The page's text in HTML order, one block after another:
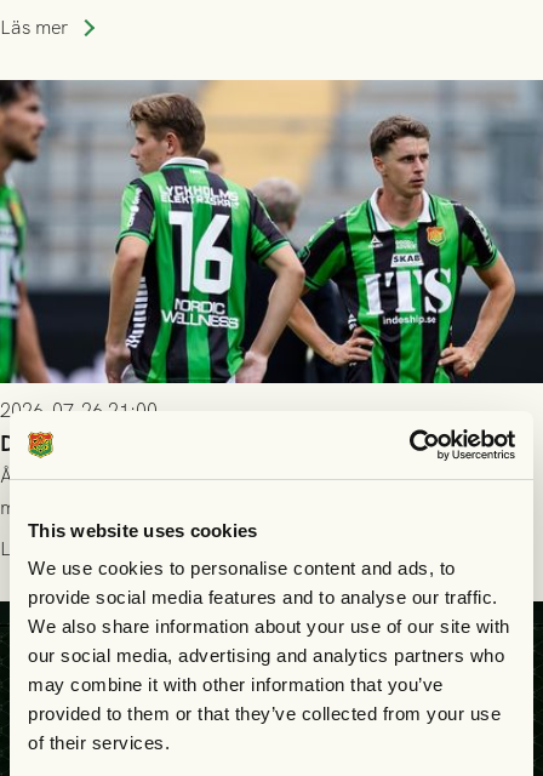
This website uses cookies
We use cookies to personalise content and ads, to
provide social media features and to analyse our traffic.
We also share information about your use of our site with
our social media, advertising and analytics partners who
may combine it with other information that you’ve
provided to them or that they’ve collected from your use
of their services.
som står på reservlista eller fått förhinder.
Läs mer
2026-07-26 21:00
Delad poäng mot Halmstads BK
Åter i Allsvenskan stod Halmstads BK för motståndet i en
match som vägde tungt till fördel för GAIS, men där poängen
delades efter dramatik på tilläggstid.
Läs mer